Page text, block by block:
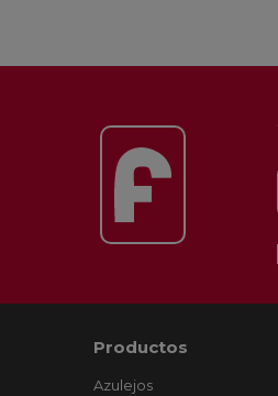
Productos
Azulejos